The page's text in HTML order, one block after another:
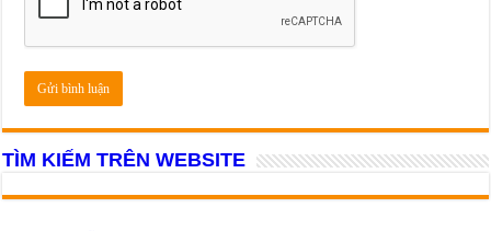
TÌM KIẾM TRÊN WEBSITE